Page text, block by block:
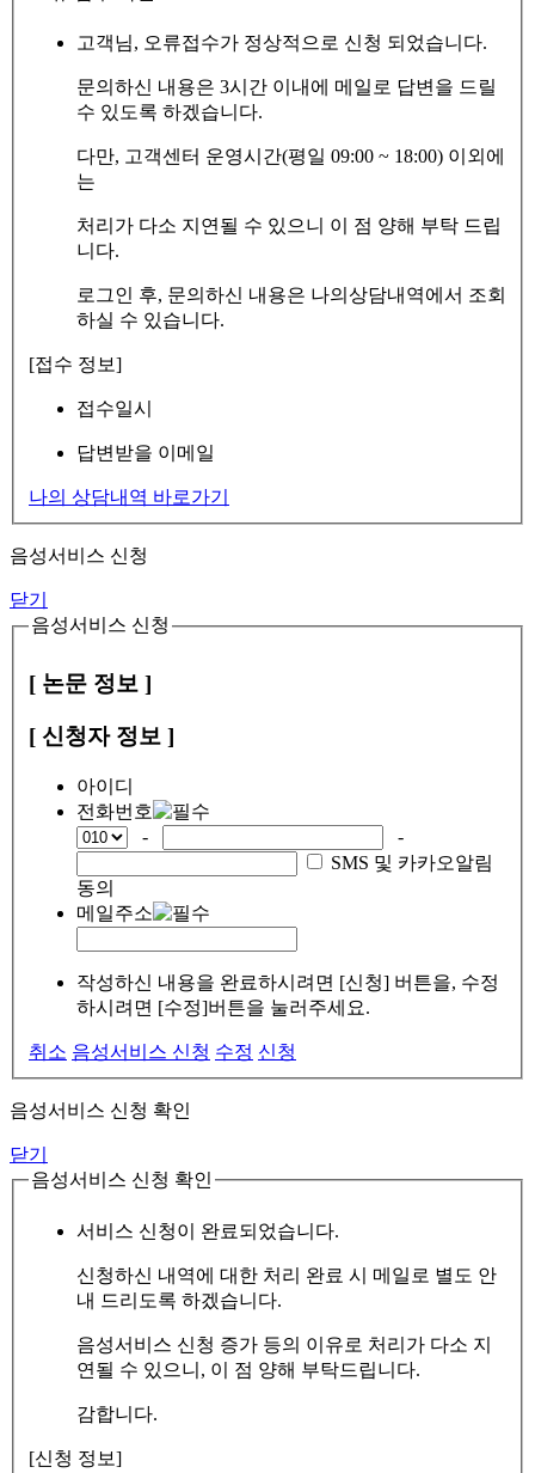
고객님, 오류접수가 정상적으로 신청 되었습니다.
문의하신 내용은 3시간 이내에 메일로 답변을 드릴
수 있도록 하겠습니다.
다만, 고객센터 운영시간(평일 09:00 ~ 18:00) 이외에
는
처리가 다소 지연될 수 있으니 이 점 양해 부탁 드립
니다.
로그인 후, 문의하신 내용은 나의상담내역에서 조회
하실 수 있습니다.
[접수 정보]
접수일시
답변받을 이메일
나의 상담내역 바로가기
음성서비스 신청
닫기
음성서비스 신청
[ 논문 정보 ]
[ 신청자 정보 ]
아이디
전화번호
-
-
SMS 및 카카오알림
동의
메일주소
작성하신 내용을 완료하시려면 [신청] 버튼을, 수정
하시려면 [수정]버튼을 눌러주세요.
취소 음성서비스 신청 수정 신청
음성서비스 신청 확인
닫기
음성서비스 신청 확인
서비스 신청이 완료되었습니다.
신청하신 내역에 대한 처리 완료 시 메일로 별도 안
내 드리도록 하겠습니다.
음성서비스 신청 증가 등의 이유로 처리가 다소 지
연될 수 있으니, 이 점 양해 부탁드립니다.
감합니다.
[신청 정보]